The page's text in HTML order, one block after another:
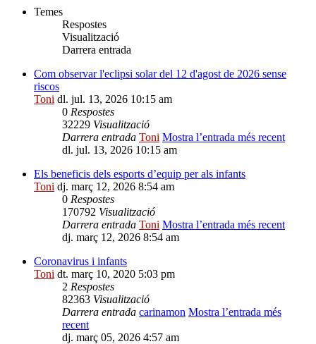
Temes
Respostes
Visualització
Darrera entrada
Com observar l'eclipsi solar del 12 d'agost de 2026 sense
riscos
Toni dl. jul. 13, 2026 10:15 am
0 Respostes
32229 Visualització
Darrera entrada Toni Mostra l’entrada més recent
dl. jul. 13, 2026 10:15 am
Els beneficis dels esports d’equip per als infants
Toni dj. març 12, 2026 8:54 am
0 Respostes
170792 Visualització
Darrera entrada Toni Mostra l’entrada més recent
dj. març 12, 2026 8:54 am
Coronavirus i infants
Toni dt. març 10, 2020 5:03 pm
2 Respostes
82363 Visualització
Darrera entrada carinamon Mostra l’entrada més
recent
dj. març 05, 2026 4:57 am